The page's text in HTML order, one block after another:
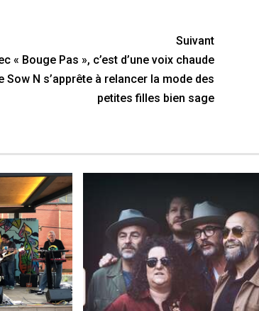
Suivant
« Bouge Pas », c’est d’une voix chaude
Sow N s’apprête à relancer la mode des
petites filles bien sage